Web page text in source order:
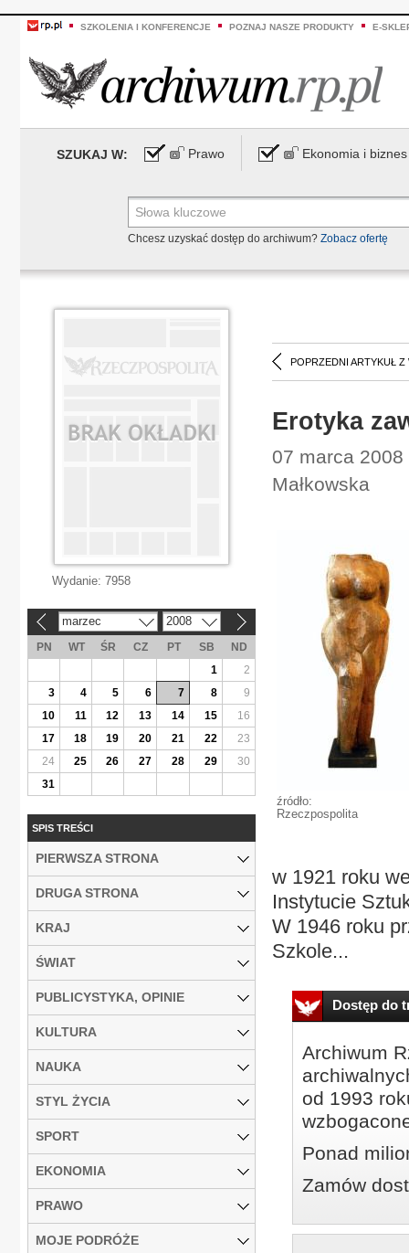
SZKOLENIA I KONFERENCJE POZNAJ NASZE PRODUKTY E-
SZUKAJ W: Prawo Ekonomia i biznes
Chcesz uzyskać dostęp do archiwum? Zobacz ofertę
POPRZEDNI ARTYKUŁ Z
Erotyka
07 marca
Małkowska
źródło:
Rzeczpospolita
w 1921 roku
Instytucie
W 1946 roku
Szkole...
Dostęp do
Archiwum
od 1993
Ponad
Zamów
Wydanie: 7958
marzec 2008
PN WT ŚR CZ PT SB
ND
1
2
3
4 5 6 7 8
9
10
11 12 13 14 15
16
17
18 19 20 21 22
23
24
25 26 27 28 29
30
31
SPIS TREŚCI
PIERWSZA STRONA
DRUGA STRONA
KRAJ
ŚWIAT
PUBLICYSTYKA, OPINIE
KULTURA
NAUKA
STYL ŻYCIA
SPORT
EKONOMIA
PRAWO
MOJE PODRÓŻE